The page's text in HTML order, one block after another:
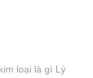
loại là gì Lý